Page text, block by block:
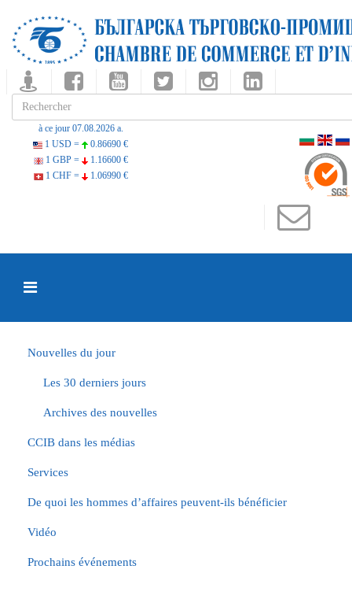
à ce jour 07.08.2026 a.
1 USD =
0.86690 €
1 GBP =
1.16600 €
1 CHF =
1.06990 €
Nouvelles du jour
Les 30 derniers jours
Archives des nouvelles
CCIB dans les médias
Services
De quoi les hommes d’affaires peuvent-ils bénéficier
Vidéo
Prochains événements